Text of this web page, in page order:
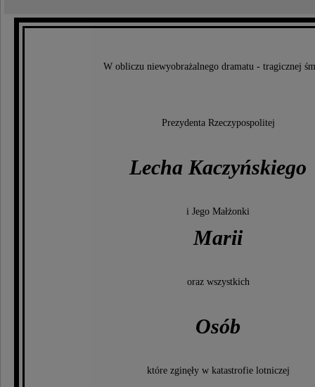
W obliczu niewyobrażalnego dramatu - tragicznej
Prezydenta Rzeczypospolitej
Lecha Kaczyńskiego
i Jego Małżonki
Marii
oraz wszystkich
Osób
które zginęły w katastrofie lotniczej